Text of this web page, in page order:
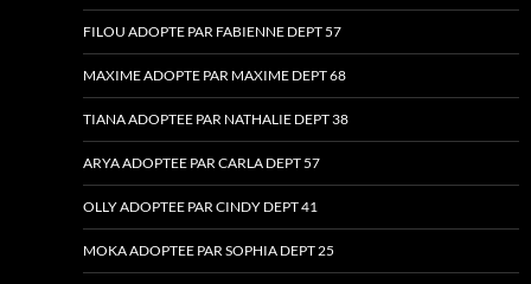
FILOU ADOPTE PAR FABIENNE DEPT 57
MAXIME ADOPTE PAR MAXIME DEPT 68
TIANA ADOPTEE PAR NATHALIE DEPT 38
ARYA ADOPTEE PAR CARLA DEPT 57
OLLY ADOPTEE PAR CINDY DEPT 41
MOKA ADOPTEE PAR SOPHIA DEPT 25